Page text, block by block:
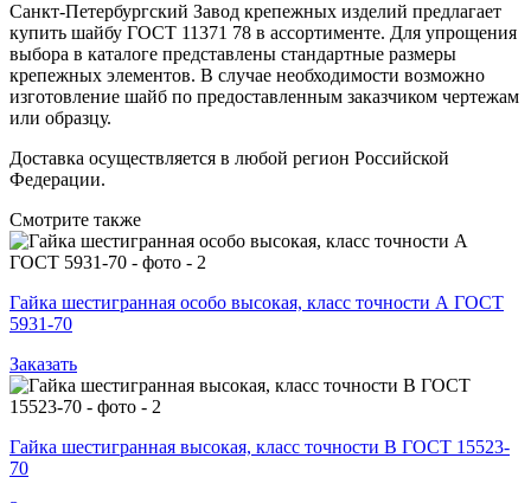
Санкт-Петербургский Завод крепежных изделий предлагает
купить шайбу ГОСТ 11371 78 в ассортименте. Для упрощения
выбора в каталоге представлены стандартные размеры
крепежных элементов. В случае необходимости возможно
изготовление шайб по предоставленным заказчиком чертежам
или образцу.
Доставка осуществляется в любой регион Российской
Федерации.
Смотрите также
Гайка шестигранная особо высокая, класс точности А ГОСТ
5931-70
Заказать
Гайка шестигранная высокая, класс точности В ГОСТ 15523-
70